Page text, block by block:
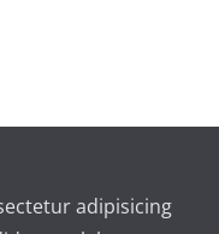
adipisicing